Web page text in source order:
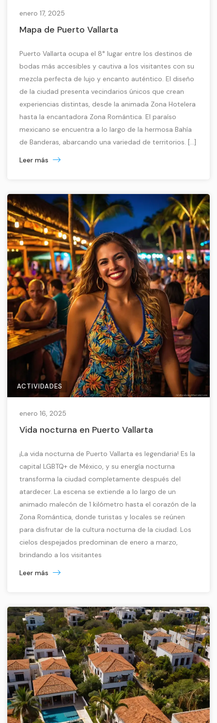
enero 17, 2025
Mapa de Puerto Vallarta
Puerto Vallarta ocupa el 8° lugar entre los destinos de
bodas más accesibles y cautiva a los visitantes con su
mezcla perfecta de lujo y encanto auténtico. El diseño
de la ciudad presenta vecindarios únicos que crean
experiencias distintas, desde la animada Zona Hotelera
hasta la encantadora Zona Romántica. El paraíso
mexicano se encuentra a lo largo de la hermosa Bahía
de Banderas, abarcando una variedad de territorios. […]
Leer más
ACTIVIDADES
enero 16, 2025
Vida nocturna en Puerto Vallarta
¡La vida nocturna de Puerto Vallarta es legendaria! Es la
capital LGBTQ+ de México, y su energía nocturna
transforma la ciudad completamente después del
atardecer. La escena se extiende a lo largo de un
animado malecón de 1 kilómetro hasta el corazón de la
Zona Romántica, donde turistas y locales se reúnen
para disfrutar de la cultura nocturna de la ciudad. Los
cielos despejados predominan de enero a marzo,
brindando a los visitantes
Leer más